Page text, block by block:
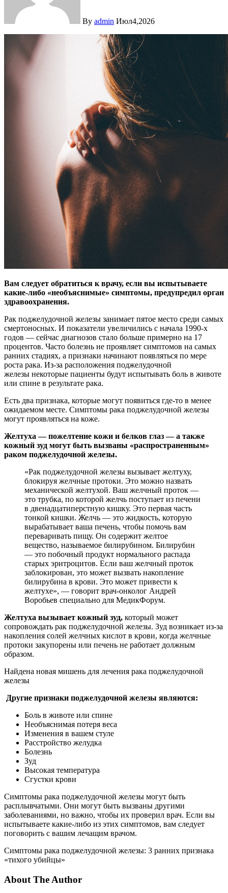
By admin Июл4,2026
Вам следует обратиться к врачу, если вы испытываете
какие-либо «необъяснимые» симптомы, предупредил орган
здравоохранения.
Рак поджелудочной железы занимает пятое место среди самых
смертоносных. И показатели увеличились с начала 1990-х
годов — сейчас диагнозов стало больше примерно на 17
процентов. Часто болезнь не проявляет симптомов на самых
ранних стадиях, а признаки начинают появляться по мере
роста рака. Из-за расположения поджелудочной
железы некоторые пациенты будут испытывать боль в животе
или спине в результате рака.
Есть два признака, которые могут появиться где-то в менее
ожидаемом месте. Симптомы рака поджелудочной железы
могут проявляться на коже.
Желтуха — пожелтение кожи и белков глаз — а также
кожный зуд могут быть вызваны «распространенным»
раком поджелудочной железы.
«Рак поджелудочной железы вызывает желтуху,
блокируя желчные протоки. Это можно назвать
механической желтухой. Ваш желчный проток —
это трубка, по которой желчь поступает из печени
в двенадцатиперстную кишку. Это первая часть
тонкой кишки. Желчь — это жидкость, которую
вырабатывает ваша печень, чтобы помочь вам
переваривать пищу. Он содержит желтое
вещество, называемое билирубином. Билирубин
— это побочный продукт нормального распада
старых эритроцитов. Если ваш желчный проток
заблокирован, это может вызвать накопление
билирубина в крови. Это может привести к
желтухе», — говорит врач-онколог Андрей
Воробьев специально для МедикФорум.
Желтуха вызывает кожный зуд, который может
сопровождать рак поджелудочной железы. Зуд возникает из-за
накопления солей желчных кислот в крови, когда желчные
протоки закупорены или печень не работает должным
образом.
Найдена новая мишень для лечения рака поджелудочной
железы
Другие признаки поджелудочной железы являются:
Боль в животе или спине
Необъяснимая потеря веса
Изменения в вашем стуле
Расстройство желудка
Болезнь
Зуд
Высокая температура
Сгустки крови
Симптомы рака поджелудочной железы могут быть
расплывчатыми. Они могут быть вызваны другими
заболеваниями, но важно, чтобы их проверил врач. Если вы
испытываете какие-либо из этих симптомов, вам следует
поговорить с вашим лечащим врачом.
Симптомы рака поджелудочной железы: 3 ранних признака
«тихого убийцы»
About The Author